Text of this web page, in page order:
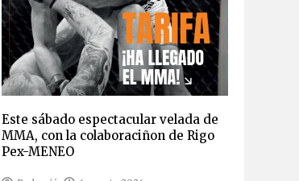
Este sábado espectacular velada de
MMA, con la colaboraciñon de Rigo
Pex-MENEO